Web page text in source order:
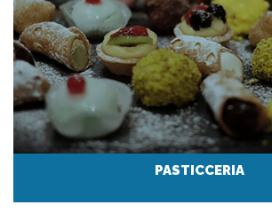
PASTICCERIA